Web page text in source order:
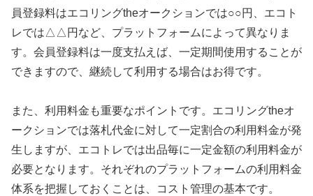
員登録料はエコリングtheオークションでは○○円、エコト
レでは△△円など、プラットフォームによって異なりま
す。会員登録料は一度支払えば、一定期間使用することが
できますので、継続して利用する場合はお得です。
また、利用料金も重要なポイントです。エコリングtheオ
ークションでは落札代金に対して一定割合の利用料金が発
生しますが、エコトレでは出品毎に一定金額の利用料金が
必要となります。それぞれのプラットフォームの利用料金
体系を把握しておくことは、コスト管理の基本です。